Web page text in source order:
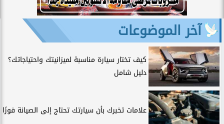
آخر الموضوعات
كيف تختار سيارة مناسبة لميزانيتك واحتياجاتك؟
دليل شامل
علامات تخبرك بأن سيارتك تحتاج إلى الصيانة فورًا